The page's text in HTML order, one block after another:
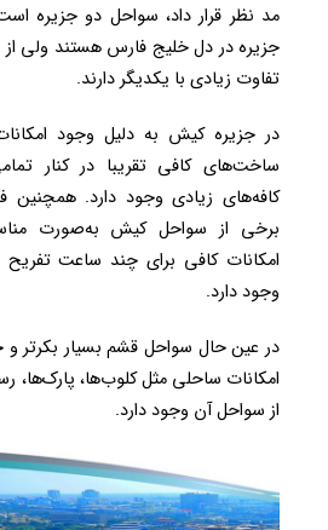
مد نظر قرار داد، سواحل دو جزیره
جزیره در دل خلیج فارس هستند ولی از
تفاوت زیادی با یکدیگر دارند.
در جزیره کیش به دلیل وجود
ساخت‌های کافی تقریبا در کنار
کافه‌های زیادی وجود دارد. همچنین
برخی از سواحل کیش به‌صورت
امکانات کافی برای چند ساعت
وجود دارد.
در عین حال سواحل قشم بسیار بکرتر
امکانات ساحلی مثل کلوب‌ها، پارک‌ها،
از سواحل آن وجود دارد.